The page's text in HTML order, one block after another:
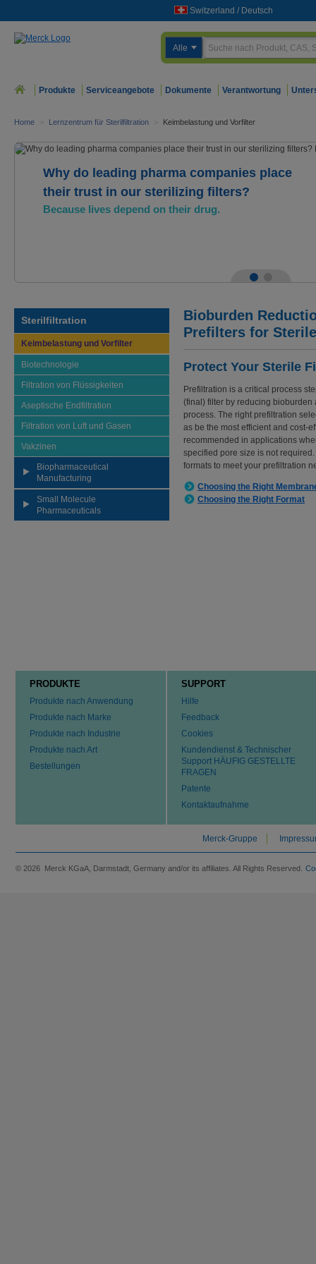
Switzerland / Deutsch
Alle
Produkte Serviceangebote Dokumente Verantwortung
Home > Lernzentrum für Sterilfiltration > Keimbelastung und Vorfilter
Why do leading pharma companies place
their trust in our sterilizing filters?
Because lives depend on their drug.
Sterilfiltration
Keimbelastung und Vorfilter
Biotechnologie
Filtration von Flüssigkeiten
Aseptische Endfiltration
Filtration von Luft und Gasen
Vakzinen
Biopharmaceutical
Manufacturing
Small Molecule
Pharmaceuticals
Bioburden
Prefilters for
Protect Your Sterile
Prefiltration is a critical process
(final) filter by reducing
process. The right prefiltration
as be the most efficient and cost-
recommended in applications
specified pore size is not
formats to meet your prefiltration
Choosing the Right
Choosing the Right Format
PRODUKTE
Produkte nach Anwendung
Produkte nach Marke
Produkte nach Industrie
Produkte nach Art
Bestellungen
SUPPORT
Hilfe
Feedback
Cookies
Kundendienst & Technischer
Support HÄUFIG GESTELLTE
FRAGEN
Patente
Kontaktaufnahme
Merck-Gruppe
© 2026 Merck KGaA, Darmstadt, Germany and/or its affiliates. All Rights Reserved.